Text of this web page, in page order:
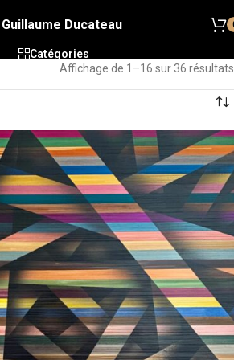
Guillaume Ducateau
Catégories
Affichage de 1–16 sur 36 résultats